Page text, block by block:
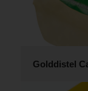
Golddistel